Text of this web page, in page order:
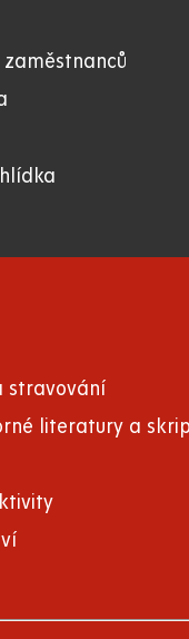
stravování
literatury a